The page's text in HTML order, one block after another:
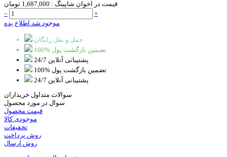
قیمت در اخوان شاپینگ : 1,687,000 تومان
–
+
موجود شد اطلاع بده
حمل و نقل رایگان
100% تضمین بازگشت پول
پشتیبانی آنلاین 24/7
100% تضمین بازگشت پول
پشتیبانی آنلاین 24/7
سوالات متداول خریداران
سوال در مورد محصول
قیمت محصول
موجودی کالا
تخفیفات
روش پرداخت
روش ارسال